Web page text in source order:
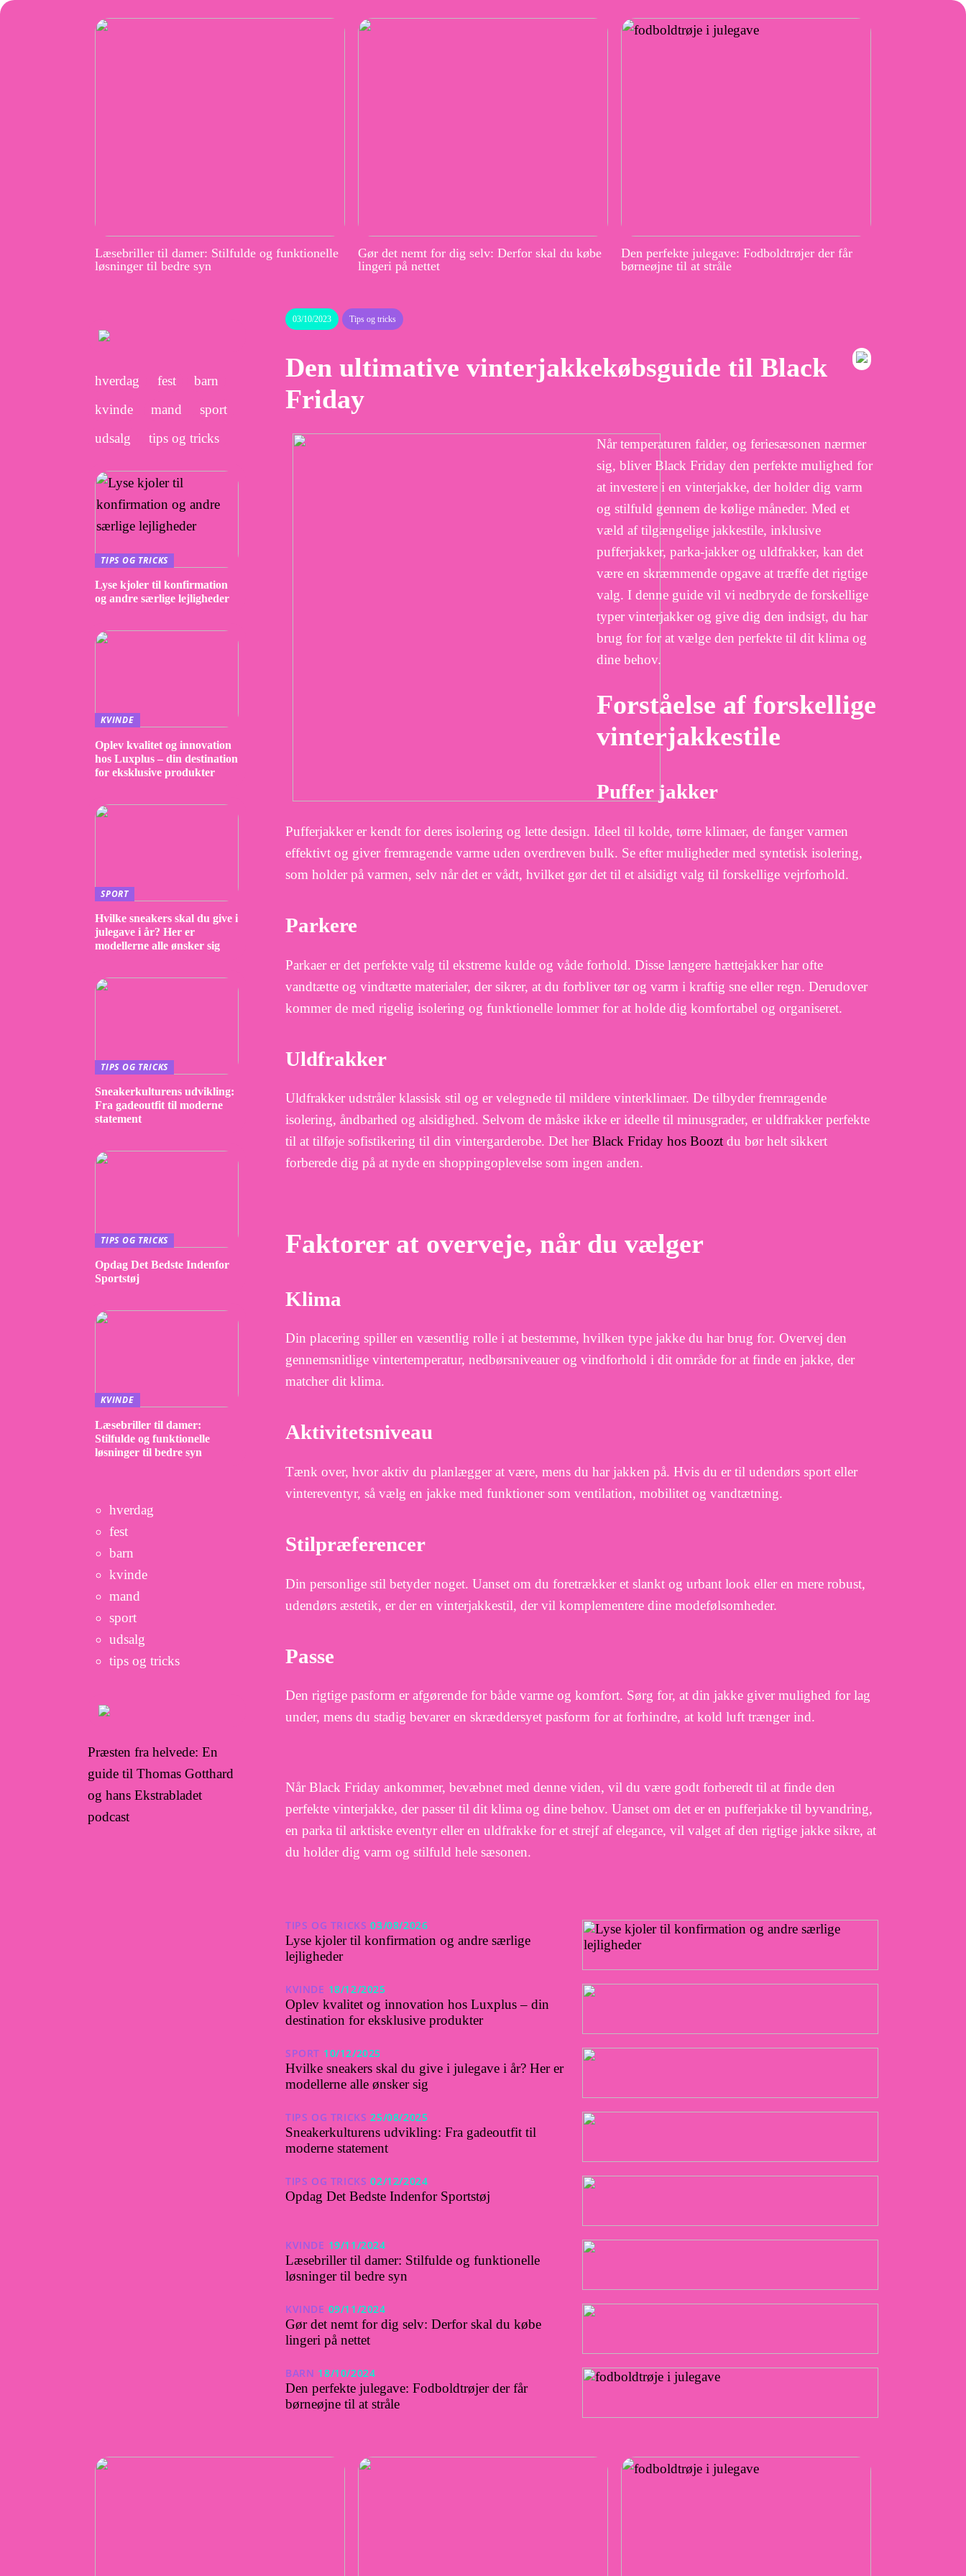
Læsebriller til damer: Stilfulde og funktionelle
løsninger til bedre syn
Gør det nemt for dig selv: Derfor skal du købe
lingeri på nettet
Den perfekte julegave: Fodboldtrøjer der får
børneøjne til at stråle
03/10/2023 Tips og tricks
Den ultimative vinterjakkekøbsguide til Black
Friday
Når temperaturen falder, og feriesæsonen nærmer
sig, bliver Black Friday den perfekte mulighed for
at investere i en vinterjakke, der holder dig varm
og stilfuld gennem de kølige måneder. Med et
væld af tilgængelige jakkestile, inklusive
pufferjakker, parka-jakker og uldfrakker, kan det
være en skræmmende opgave at træffe det rigtige
valg. I denne guide vil vi nedbryde de forskellige
typer vinterjakker og give dig den indsigt, du har
brug for for at vælge den perfekte til dit klima og
dine behov.
Forståelse af forskellige
vinterjakkestile
Puffer jakker
Pufferjakker er kendt for deres isolering og lette design. Ideel til kolde, tørre klimaer, de fanger varmen
effektivt og giver fremragende varme uden overdreven bulk. Se efter muligheder med syntetisk isolering,
som holder på varmen, selv når det er vådt, hvilket gør det til et alsidigt valg til forskellige vejrforhold.
Parkere
Parkaer er det perfekte valg til ekstreme kulde og våde forhold. Disse længere hættejakker har ofte
vandtætte og vindtætte materialer, der sikrer, at du forbliver tør og varm i kraftig sne eller regn. Derudover
kommer de med rigelig isolering og funktionelle lommer for at holde dig komfortabel og organiseret.
Uldfrakker
Uldfrakker udstråler klassisk stil og er velegnede til mildere vinterklimaer. De tilbyder fremragende
isolering, åndbarhed og alsidighed. Selvom de måske ikke er ideelle til minusgrader, er uldfrakker perfekte
til at tilføje sofistikering til din vintergarderobe. Det herBlack Friday hos Boozt du bør helt sikkert
forberede dig på at nyde en shoppingoplevelse som ingen anden.
Faktorer at overveje, når du vælger
Klima
Din placering spiller en væsentlig rolle i at bestemme, hvilken type jakke du har brug for. Overvej den
gennemsnitlige vintertemperatur, nedbørsniveauer og vindforhold i dit område for at finde en jakke, der
matcher dit klima.
Aktivitetsniveau
Tænk over, hvor aktiv du planlægger at være, mens du har jakken på. Hvis du er til udendørs sport eller
vintereventyr, så vælg en jakke med funktioner som ventilation, mobilitet og vandtætning.
Stilpræferencer
Din personlige stil betyder noget. Uanset om du foretrækker et slankt og urbant look eller en mere robust,
udendørs æstetik, er der en vinterjakkestil, der vil komplementere dine modefølsomheder.
Passe
Den rigtige pasform er afgørende for både varme og komfort. Sørg for, at din jakke giver mulighed for lag
under, mens du stadig bevarer en skræddersyet pasform for at forhindre, at kold luft trænger ind.
Når Black Friday ankommer, bevæbnet med denne viden, vil du være godt forberedt til at finde den
perfekte vinterjakke, der passer til dit klima og dine behov. Uanset om det er en pufferjakke til byvandring,
en parka til arktiske eventyr eller en uldfrakke for et strejf af elegance, vil valget af den rigtige jakke sikre, at
du holder dig varm og stilfuld hele sæsonen.
TIPS OG TRICKS 03/08/2026
Lyse kjoler til konfirmation og andre særlige
lejligheder
KVINDE 18/12/2025
Oplev kvalitet og innovation hos Luxplus – din
destination for eksklusive produkter
SPORT 10/12/2025
Hvilke sneakers skal du give i julegave i år? Her er
modellerne alle ønsker sig
TIPS OG TRICKS 25/08/2025
Sneakerkulturens udvikling: Fra gadeoutfit til
moderne statement
TIPS OG TRICKS 02/12/2024
Opdag Det Bedste Indenfor Sportstøj
KVINDE 19/11/2024
Læsebriller til damer: Stilfulde og funktionelle
løsninger til bedre syn
KVINDE 09/11/2024
Gør det nemt for dig selv: Derfor skal du købe
lingeri på nettet
BARN 18/10/2024
Den perfekte julegave: Fodboldtrøjer der får
børneøjne til at stråle
hverdag fest
barn
kvinde
mand
sport
udsalg
tips og tricks
TIPS OG TRICKS
Lyse kjoler til konfirmation
og andre særlige lejligheder
KVINDE
Oplev kvalitet og innovation
hos Luxplus – din destination
for eksklusive produkter
SPORT
Hvilke sneakers skal du give i
julegave i år? Her er
modellerne alle ønsker sig
TIPS OG TRICKS
Sneakerkulturens udvikling:
Fra gadeoutfit til moderne
statement
TIPS OG TRICKS
Opdag Det Bedste Indenfor
Sportstøj
KVINDE
Læsebriller til damer:
Stilfulde og funktionelle
løsninger til bedre syn
hverdag
fest
barn
kvinde
mand
sport
udsalg
tips og tricks
Præsten fra helvede: En
guide til Thomas Gotthard
og hans Ekstrabladet
podcast